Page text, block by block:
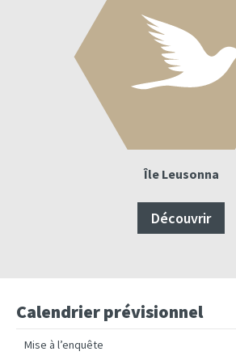
Île Leusonna
Découvrir
Calendrier prévisionnel
Mise à l’enquête